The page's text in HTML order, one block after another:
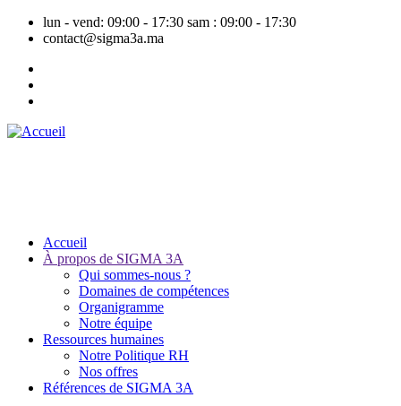
Aller
principal
lun - vend: 09:00 - 17:30 sam : 09:00 - 17:30
contact@sigma3a.ma
Navigation
principale
Accueil
À propos de SIGMA 3A
Qui sommes-nous ?
Domaines de compétences
Organigramme
Notre équipe
Ressources humaines
Notre Politique RH
Nos offres
Références de SIGMA 3A